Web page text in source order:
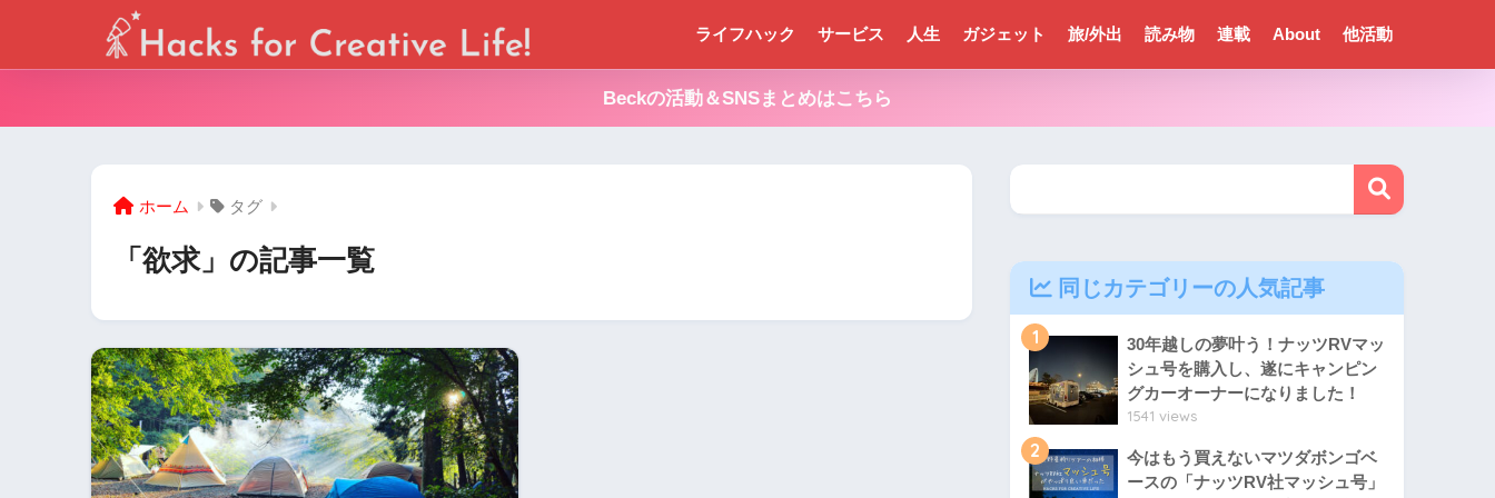
ライフハック サービス 人生 ガジェット 旅/外出 読み物 連載 About 他活動
Beckの活動＆SNSまとめはこちら
ホーム タグ
「欲求」の記事一覧
同じカテゴリーの人気記事
1
30年越しの夢叶う！ナッツRVマッ
シュ号を購入し、遂にキャンピン
グカーオーナーになりました！
1541 views
2
今はもう買えないマツダボンゴベ
ースの「ナッツRV社マッシュ号」